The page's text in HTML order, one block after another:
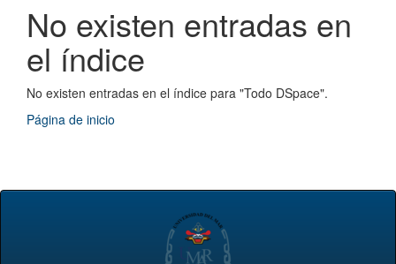
No existen entradas en
el índice
No existen entradas en el índice para "Todo DSpace".
Página de inicio